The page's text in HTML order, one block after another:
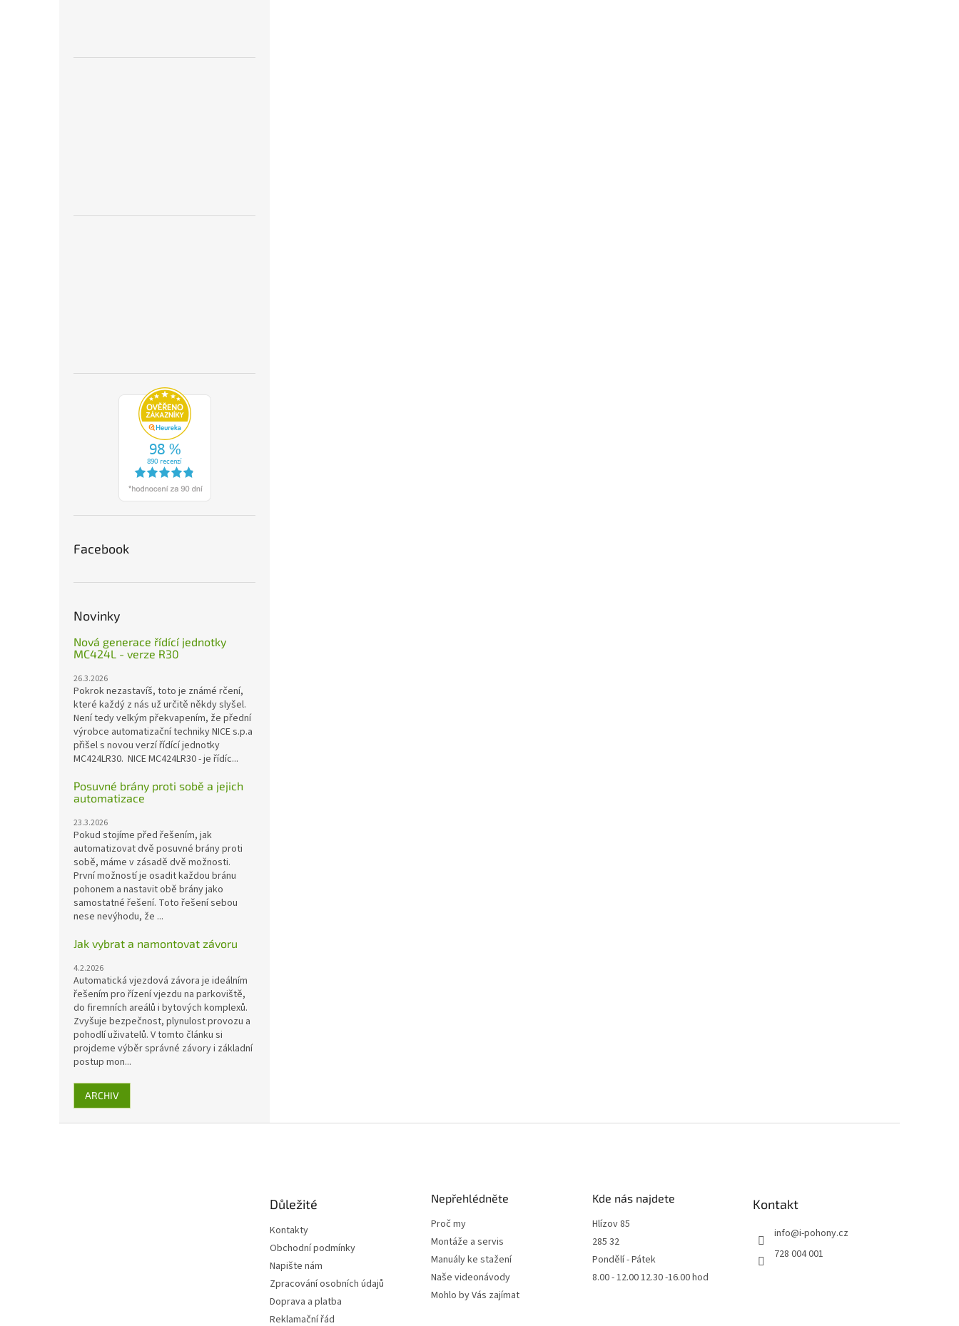
Facebook
Novinky
Nová generace řídící jednotky
MC424L - verze R30
26.3.2026
Pokrok nezastavíš, toto je známé rčení,
které každý z nás už určitě někdy slyšel.
Není tedy velkým překvapením, že přední
výrobce automatizační techniky NICE s.p.a
přišel s novou verzí řídící jednotky
MC424LR30. NICE MC424LR30 - je řídíc...
Posuvné brány proti sobě a jejich
automatizace
23.3.2026
Pokud stojíme před řešením, jak
automatizovat dvě posuvné brány proti
sobě, máme v zásadě dvě možnosti.
První možností je osadit každou bránu
pohonem a nastavit obě brány jako
samostatné řešení. Toto řešení sebou
nese nevýhodu, že ...
Jak vybrat a namontovat závoru
4.2.2026
Automatická vjezdová závora je ideálním
řešením pro řízení vjezdu na parkoviště,
do firemních areálů i bytových komplexů.
Zvyšuje bezpečnost, plynulost provozu a
pohodlí uživatelů. V tomto článku si
projdeme výběr správné závory i základní
postup mon...
ARCHIV
Důležité
Kontakty
Obchodní podmínky
Napište nám
Zpracování osobních údajů
Doprava a platba
Reklamační řád
Nepřehlédněte
Proč my
Montáže a servis
Manuály ke stažení
Naše videonávody
Mohlo by Vás zajímat
Kde nás najdete
Hlízov 85
285 32
Pondělí - Pátek
8.00 - 12.00 12.30 -16.00 hod
Kontakt
info@i-pohony.cz
728 004 001